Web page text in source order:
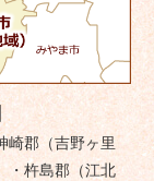
崎郡（吉野ヶ里
・杵島郡（江北